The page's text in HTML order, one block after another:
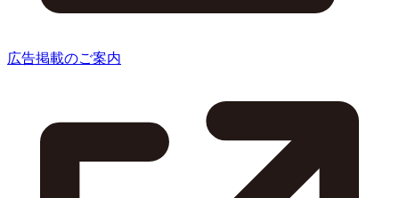
広告掲載のご案内